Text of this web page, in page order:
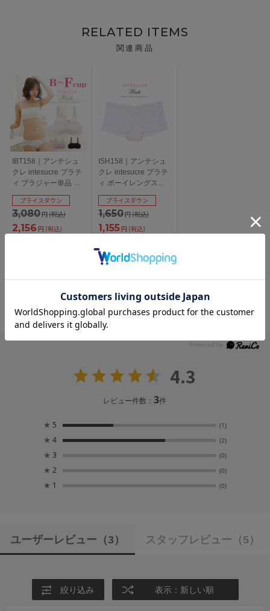
RELATED ITEMS
関連商品
IBT158｜アンテシュ
クレ intesucre プラテ
ィ ブラジャー単品 モ
ールド 1/2カップ 全3
色 B-F/65-75
3,080円(税込)
プライスダウン
2,156 円 (税込)
ISH158｜アンテシュ
クレ intesucre プラテ
ィ ボーイレングスシ
ョーツ 全3色 M/L
1,650円(税込)
プライスダウン
1,155円 (税込)
レビュー
4.3
レビュー件数：3件
★ 5 (1)
★ 4 (2)
★ 3 (0)
★ 2 (0)
★ 1 (0)
ユーザーレビュー （3） スタッフレビュー （5）
絞り込み 表示：新しい順